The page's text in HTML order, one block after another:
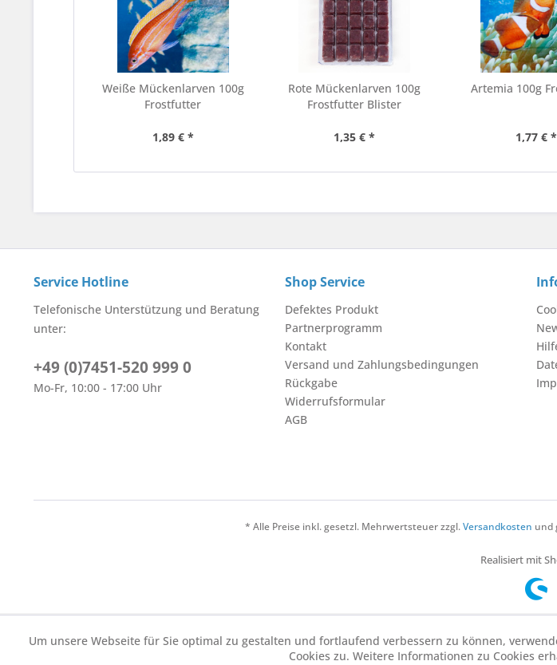
Weiße Mückenlarven 100g
Frostfutter
1,89 € *
Rote Mückenlarven 100g
Frostfutter Blister
1,35 € *
Artemia 100g
1,77 € *
Service Hotline
Telefonische Unterstützung und Beratung
unter:
+49 (0)7451-520 999 0
Mo-Fr, 10:00 - 17:00 Uhr
Shop Service
Defektes Produkt
Partnerprogramm
Kontakt
Versand und Zahlungsbedingungen
Rückgabe
Widerrufsformular
AGB
* Alle Preise inkl. gesetzl. Mehrwertsteuer zzgl.Versandkosten und
Realisiert mit
Um unsere Webseite für Sie optimal zu gestalten und fortlaufend verbessern zu können,
Cookies zu. Weitere Informationen zu Cookies